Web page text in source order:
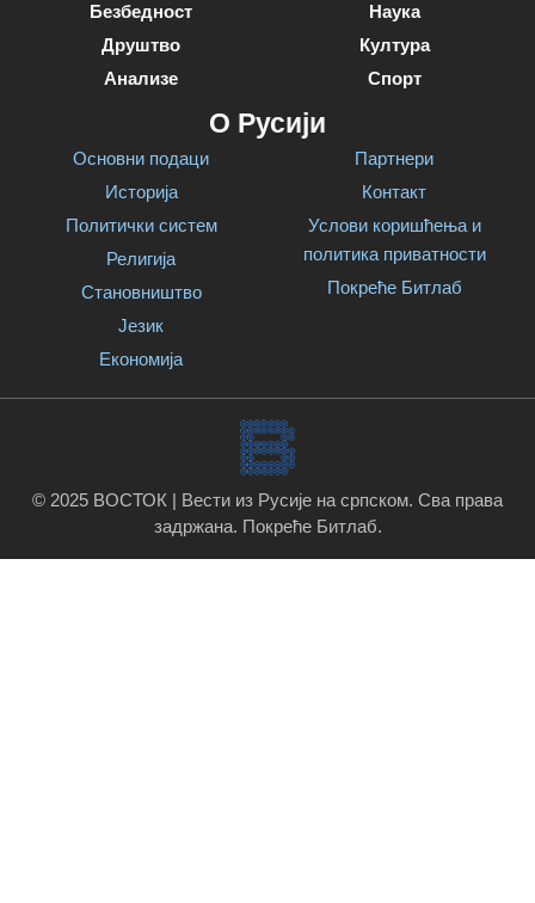
Безбедност
Друштво
Анализе
Наука
Култура
Спорт
О Русији
Основни подаци
Историја
Политички систем
Религија
Становништво
Језик
Економија
Партнери
Контакт
Услови коришћења и
политика приватности
Покреће Битлаб
© 2025 ВОСТОК | Вести из Русије на српском. Сва права
задржана. Покреће Битлаб.